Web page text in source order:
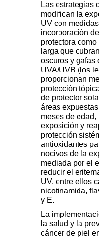
Las estrategias
modifican la
UV con
incorporación
protectora
larga que
oscuros y gafas
UVA/UVB (los
proporcionan
protección
de protector
áreas
meses de edad,
exposición y
protección
antioxidantes
nocivos de la
mediada por el
reducir el
UV, entre ellos
nicotinamida,
y E.
La
la salud y la
cáncer de piel